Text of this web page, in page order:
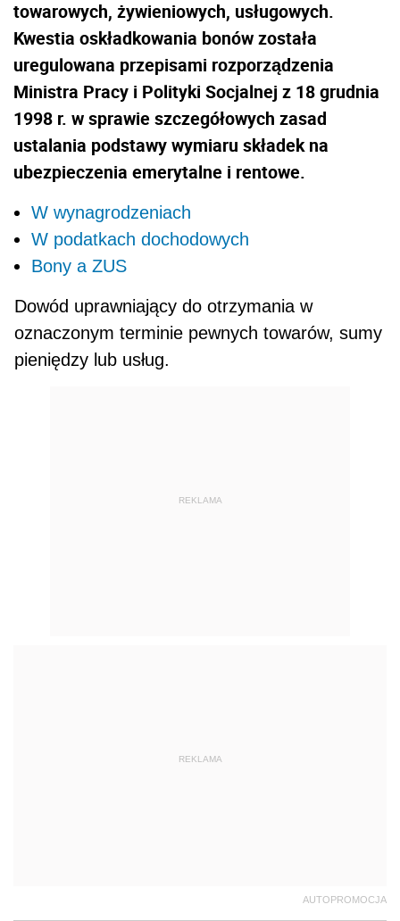
towarowych, żywieniowych, usługowych.
Kwestia oskładkowania bonów została
uregulowana przepisami rozporządzenia
Ministra Pracy i Polityki Socjalnej z 18 grudnia
1998 r. w sprawie szczegółowych zasad
ustalania podstawy wymiaru składek na
ubezpieczenia emerytalne i rentowe.
W wynagrodzeniach
W podatkach dochodowych
Bony a ZUS
Dowód uprawniający do otrzymania w
oznaczo­nym terminie pewnych towarów, sumy
pieniędzy lub usług.
REKLAMA
REKLAMA
AUTOPROMOCJA